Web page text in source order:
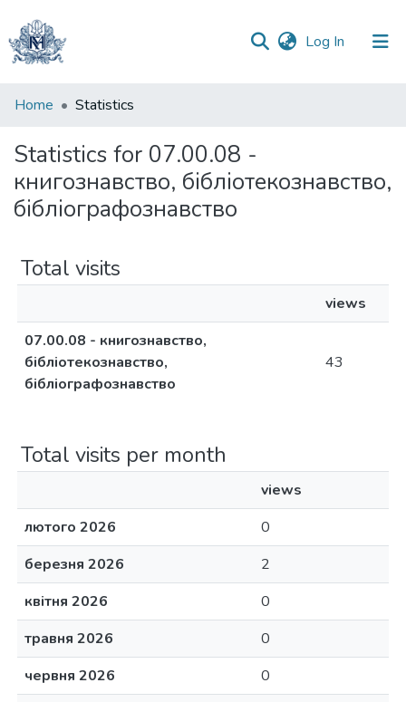
Log In (current)
Communities
Collections
All of DSpace
Home Statistics
Statistics for 07.00.08 -
книгознавство, бібліотекознавство,
бібліографознавство
Total visits
views
07.00.08 - книгознавство,
бібліотекознавство,
бібліографознавство
43
Total visits per month
views
лютого 2026
0
березня 2026
2
квітня 2026
0
травня 2026
0
червня 2026
0